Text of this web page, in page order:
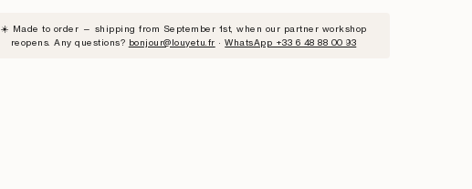
☀️ Made to order — shipping from September 1st, when our partner workshop
reopens. Any questions? bonjour@louyetu.fr ·WhatsApp +33 6 48 88 00 93